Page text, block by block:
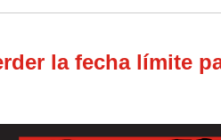
la fecha límite